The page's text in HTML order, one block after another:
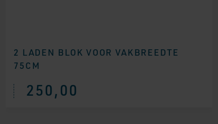
2 LADEN BLOK VOOR VAKBREEDTE
75CM
250,00